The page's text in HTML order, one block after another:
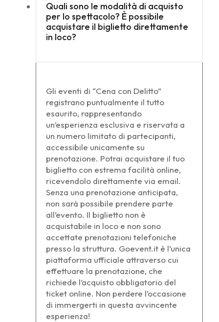
Quali sono le modalità di acquisto
per lo spettacolo? È possibile
acquistare il biglietto direttamente
in loco?
Gli eventi di “Cena con Delitto”
registrano puntualmente il tutto
esaurito, rappresentando
un’esperienza esclusiva e riservata a
un numero limitato di partecipanti,
accessibile unicamente su
prenotazione. Potrai acquistare il tuo
biglietto con estrema facilità online,
ricevendolo direttamente via email.
Senza una prenotazione anticipata,
non sarà possibile prendere parte
all’evento. Il biglietto non è
acquistabile in loco e non sono
accettate prenotazioni telefoniche
presso la struttura. Goevent.it è l’unica
piattaforma ufficiale attraverso cui
effettuare la prenotazione, che
richiede l’acquisto obbligatorio del
ticket online. Non perdere l’occasione
di immergerti in questa avvincente
esperienza!